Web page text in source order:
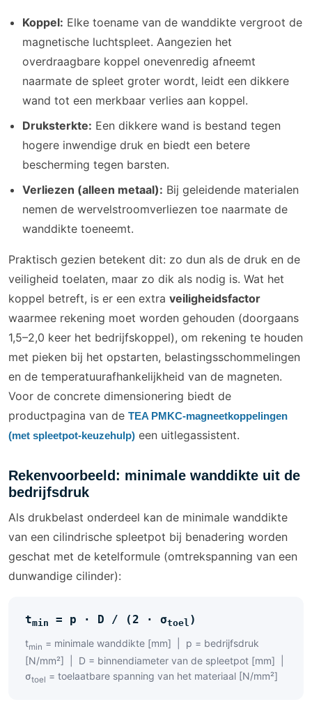
Koppel: Elke toename van de wanddikte vergroot de
magnetische luchtspleet. Aangezien het
overdraagbare koppel onevenredig afneemt
naarmate de spleet groter wordt, leidt een dikkere
wand tot een merkbaar verlies aan koppel.
Druksterkte: Een dikkere wand is bestand tegen
hogere inwendige druk en biedt een betere
bescherming tegen barsten.
Verliezen (alleen metaal): Bij geleidende materialen
nemen de wervelstroomverliezen toe naarmate de
wanddikte toeneemt.
Praktisch gezien betekent dit: zo dun als de druk en de
veiligheid toelaten, maar zo dik als nodig is. Wat het
koppel betreft, is er een extra veiligheidsfactor
waarmee rekening moet worden gehouden (doorgaans
1,5–2,0 keer het bedrijfskoppel), om rekening te houden
met pieken bij het opstarten, belastingsschommelingen
en de temperatuurafhankelijkheid van de magneten.
Voor de concrete dimensionering biedt de
productpagina van de TEA PMKC-magneetkoppelingen
(met spleetpot-keuzehulp) een uitlegassistent.
Rekenvoorbeeld: minimale wanddikte uit de
bedrijfsdruk
Als drukbelast onderdeel kan de minimale wanddikte
van een cilindrische spleetpot bij benadering worden
geschat met de ketelformule (omtrekspanning van een
dunwandige cilinder):
tmin = p · D / (2 · σtoel )
tmin = minimale wanddikte [mm] | p = bedrijfsdruk
[N/mm²] | D = binnendiameter van de spleetpot [mm] |
σtoel = toelaatbare spanning van het materiaal [N/mm²]